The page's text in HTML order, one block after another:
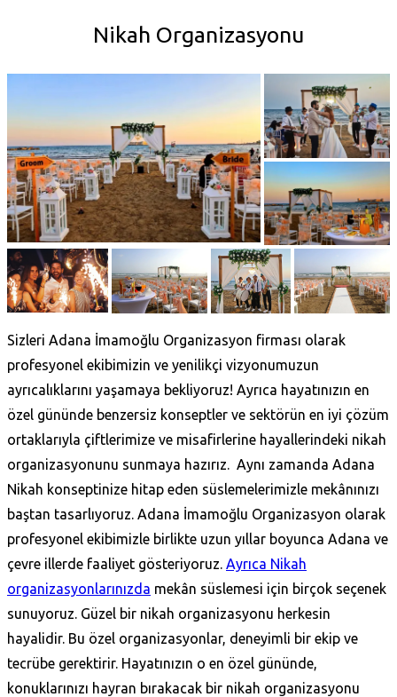
Nikah Organizasyonu
Sizleri Adana İmamoğlu Organizasyon firması olarak
profesyonel ekibimizin ve yenilikçi vizyonumuzun
ayrıcalıklarını yaşamaya bekliyoruz! Ayrıca hayatınızın en
özel gününde benzersiz konseptler ve sektörün en iyi çözüm
ortaklarıyla çiftlerimize ve misafirlerine hayallerindeki nikah
organizasyonunu sunmaya hazırız. Aynı zamanda Adana
Nikah konseptinize hitap eden süslemelerimizle mekânınızı
baştan tasarlıyoruz. Adana İmamoğlu Organizasyon olarak
profesyonel ekibimizle birlikte uzun yıllar boyunca Adana ve
çevre illerde faaliyet gösteriyoruz. Ayrıca Nikah
organizasyonlarınızda mekân süslemesi için birçok seçenek
sunuyoruz. Güzel bir nikah organizasyonu herkesin
hayalidir. Bu özel organizasyonlar, deneyimli bir ekip ve
tecrübe gerektirir. Hayatınızın o en özel gününde,
konuklarınızı hayran bırakacak bir nikah organizasyonu